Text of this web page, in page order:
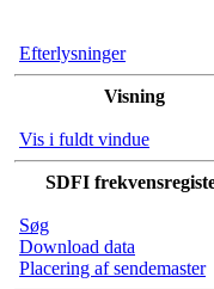
Efterlysninger
Visning
Vis i fuldt vindue
SDFI
Søg
Download data
Placering af sendemaster